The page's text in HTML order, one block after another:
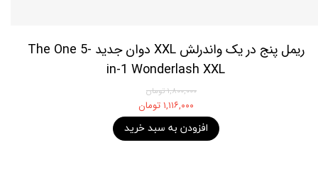
ریمل پنج در یک واندرلش XXL دوان جدید The One 5-
in-1 Wonderlash XXL
۱,۸۰۰,۰۰۰ تومان
۱,۱۱۶,۰۰۰ تومان
افزودن به سبد خرید